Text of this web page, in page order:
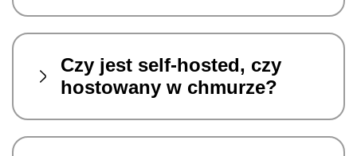
Czy jest self‑hosted, czy
hostowany w chmurze?